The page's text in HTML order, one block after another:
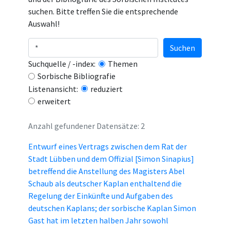
suchen. Bitte treffen Sie die entsprechende
Auswahl!
Suchquelle / -index:
Themen
Sorbische Bibliografie
Listenansicht:
reduziert
erweitert
Suchen
Anzahl gefundener Datensätze: 2
Entwurf eines Vertrags zwischen dem Rat der
Stadt Lübben und dem Offizial [Simon Sinapius]
betreffend die Anstellung des Magisters Abel
Schaub als deutscher Kaplan enthaltend die
Regelung der Einkünfte und Aufgaben des
deutschen Kaplans; der sorbische Kaplan Simon
Gast hat im letzten halben Jahr sowohl